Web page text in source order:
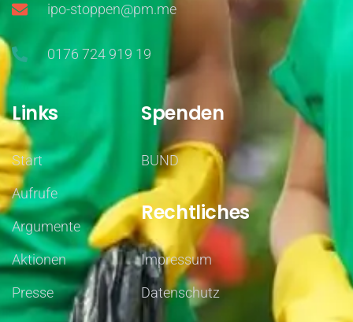
ipo-stoppen@pm.me
0176 724 919 19
Links
Start
Aufrufe
Argumente
Aktionen
Presse
Spenden
BUND
Rechtliches
Impressum
Datenschutz